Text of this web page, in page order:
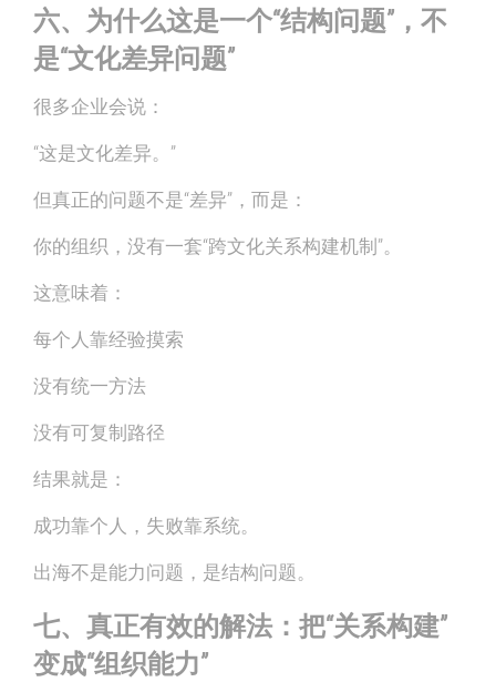
六、为什么这是一个“结构问题”，不
是“文化差异问题”
很多企业会说：
“这是文化差异。”
但真正的问题不是“差异”，而是：
你的组织，没有一套“跨文化关系构建机制”。
这意味着：
每个人靠经验摸索
没有统一方法
没有可复制路径
结果就是：
成功靠个人，失败靠系统。
出海不是能力问题，是结构问题。
七、真正有效的解法：把“关系构建”
变成“组织能力”